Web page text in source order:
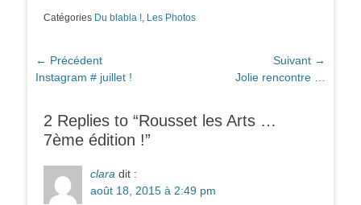
Catégories Du blabla !, Les Photos
Navigation
de
← Précédent
Article
Instagram # juillet !
Suivant →
Jolie rencontre …
2 Replies to “Rousset les Arts …
7ème édition !”
clara dit :
août 18, 2015 à 2:49 pm